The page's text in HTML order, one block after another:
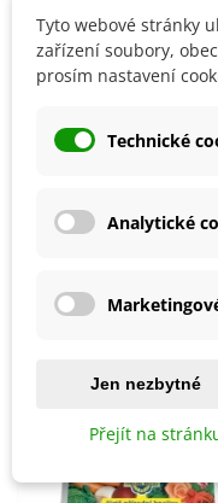
spon: 1 x 1 m
stanoviště: světlé,
půda: lehká, kyprá,
Detaily produktu
SOUVISEJÍCÍ
Tyto webové stránky
zařízení soubory,
prosím nastavení
Technické
Analytické
Jen nezbytné
Přejít na